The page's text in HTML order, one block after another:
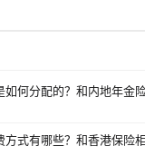
何分配的？和内地年金
式有哪些？和香港保险